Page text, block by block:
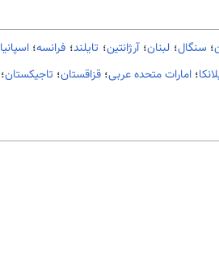
؛ سنگال؛لبنان؛آرژانتین؛ تایلند؛ فرانسه؛اسپانیا
؛ امارات متحده عربی؛ قزاقستان؛ تاجیکستان؛